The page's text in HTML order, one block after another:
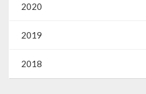
2020
2019
2018